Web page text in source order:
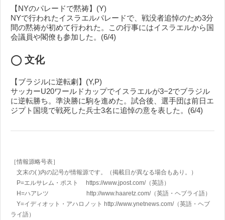
【NYのパレードで黙祷】(Y)
NYで行われたイスラエルパレードで、戦没者追悼のため3分
間の黙祷が初めて行われた。この行事にはイスラエルから国
会議員や閣僚も参加した。(6/4)
◯ 文化
【ブラジルに逆転劇】(Y,P)
サッカーU20ワールドカップでイスラエルが3−2でブラジル
に逆転勝ち。準決勝に駒を進めた。試合後、選手団は前日エ
ジプト国境で戦死した兵士3名に追悼の意を表した。(6/4)
［情報源略号表］
文末の( )内の記号が情報源です。（掲載日が異なる場合もあり。）
P=エルサレム・ポスト https://www.jpost.com/（英語）
H=ハアレツ http://www.haaretz.com/（英語・ヘブライ語）
Y=イディオット・アハロノット http://www.ynetnews.com/（英語・ヘブ
ライ語）